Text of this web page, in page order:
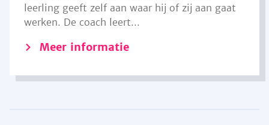
leerling geeft zelf aan waar hij of zij aan gaat
werken. De coach leert...
Meer informatie